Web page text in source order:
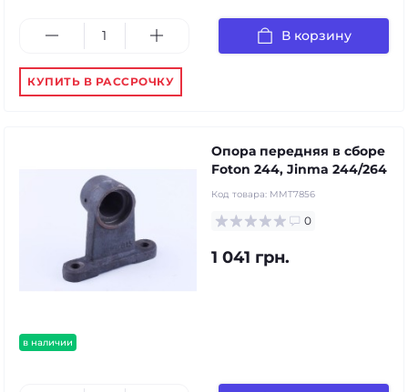
В корзину
КУПИТЬ В РАССРОЧКУ
в наличии
Опора передняя в сборе
Foton 244, Jinma 244/264
Код товара: MMT7856
0
1 041 грн.